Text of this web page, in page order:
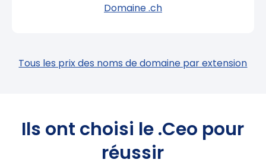
Domaine .ch
Tous les prix des noms de domaine par extension
Ils ont choisi le .Ceo pour
réussir